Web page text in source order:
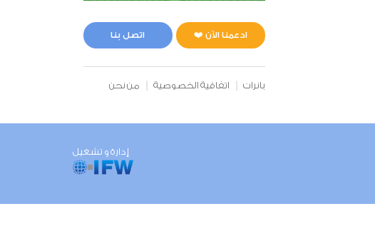
ادعمنا الآن ❤️ اتصل بنا
بانرات اتفاقية الخصوصية من نحن
إدارة و تشغيل